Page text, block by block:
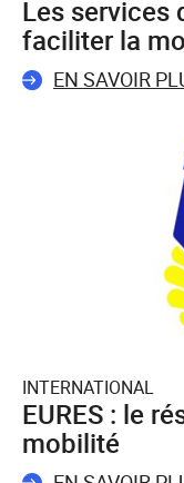
Les services
faciliter la
EN SAVOIR
INTERNATIONAL
EURES : le
mobilité